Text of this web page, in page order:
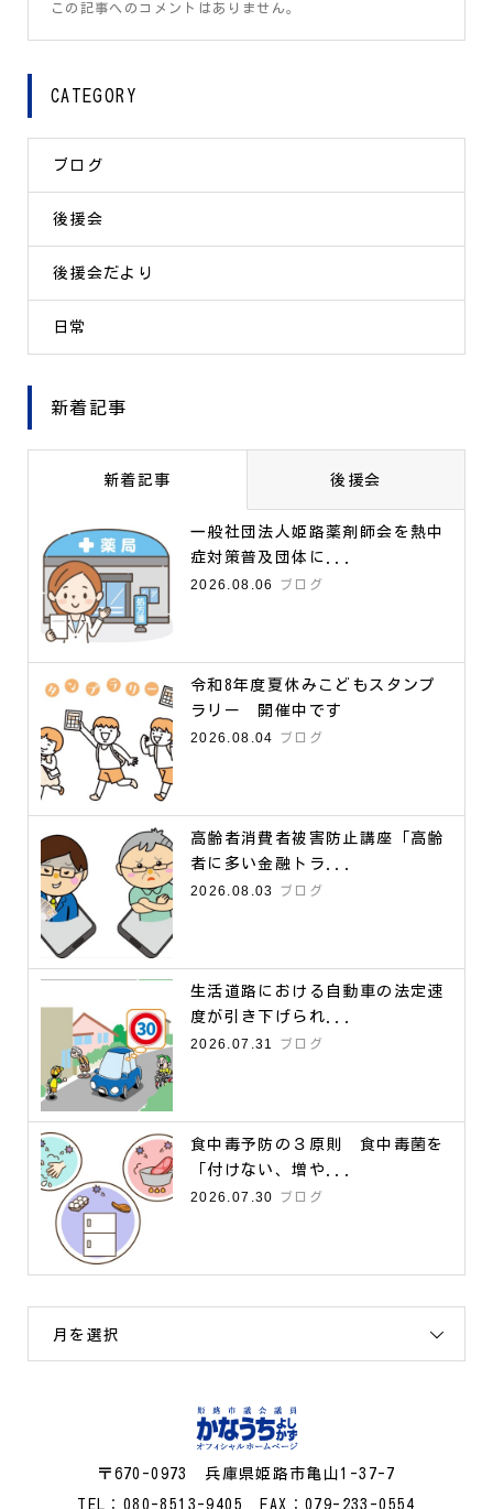
この記事へのコメントはありません。
CATEGORY
ブログ
後援会
後援会だより
日常
新着記事
新着記事 後援会
一般社団法人姫路薬剤師会を熱中
症対策普及団体に...
2026.08.06
ブログ
令和8年度夏休みこどもスタンプ
ラリー 開催中です
2026.08.04
ブログ
高齢者消費者被害防止講座「高齢
者に多い金融トラ...
2026.08.03
ブログ
生活道路における自動車の法定速
度が引き下げられ...
2026.07.31
ブログ
食中毒予防の３原則 食中毒菌を
「付けない、増や...
2026.07.30
ブログ
月を選択
〒670-0973 兵庫県姫路市亀山1-37-7
TEL：080-8513-9405 FAX：079-233-0554